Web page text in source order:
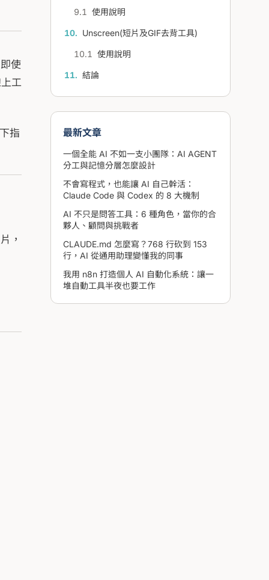
使
工
指
，
使用說明
Unscreen(短片及GIF去背工具)
使用說明
結論
最新文章
一個全能 AI 不如一支小團隊：AI AGENT
分工與記憶分層怎麼設計
不會寫程式，也能讓 AI 自己幹活：
Claude Code 與 Codex 的 8 大機制
AI 不只是問答工具：6 種角色，當你的合
夥人、顧問與挑戰者
CLAUDE.md 怎麼寫？768 行砍到 153
行，AI 從通用助理變懂我的同事
我用 n8n 打造個人 AI 自動化系統：讓一
堆自動工具半夜也要工作